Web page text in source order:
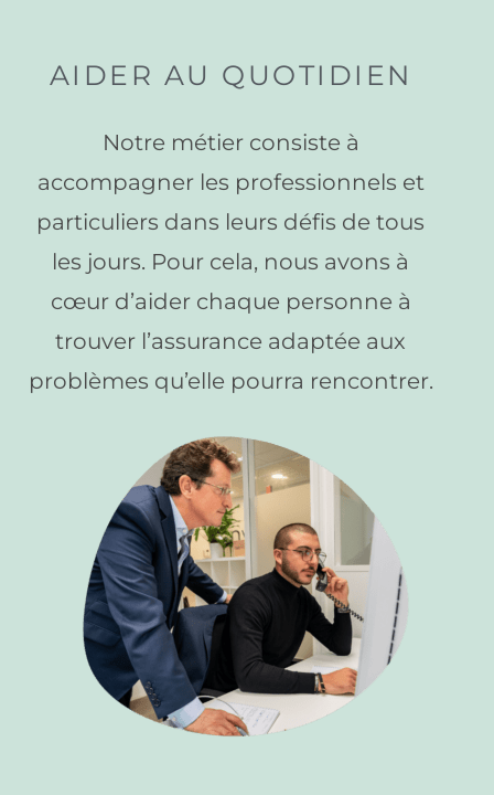
AIDER AU QUOTIDIEN
Notre métier consiste à
accompagner les professionnels et
particuliers dans leurs défis de tous
les jours. Pour cela, nous avons à
cœur d’aider chaque personne à
trouver l’assurance adaptée aux
problèmes qu’elle pourra rencontrer.